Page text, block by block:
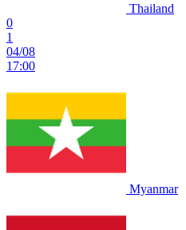
Thailand
0
1
04/08
17:00
Myanmar